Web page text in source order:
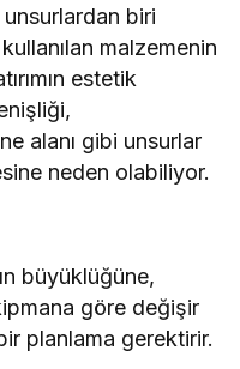
biri
malzemenin
estetik
alanı gibi unsurlar
neden olabiliyor.
büyüklüğüne,
göre değişir
planlama gerektirir.